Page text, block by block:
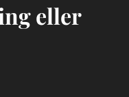
eller